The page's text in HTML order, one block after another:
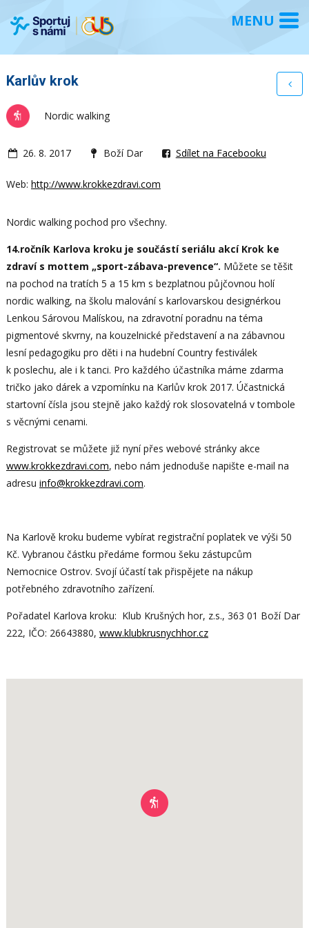
Karlův krok
Nordic walking
26. 8. 2017 Boží Dar Sdílet na Facebooku
Web: http://www.krokkezdravi.com
Nordic walking pochod pro všechny.
14.ročník Karlova kroku je součástí seriálu akcí Krok ke
zdraví s mottem „sport-zábava-prevence“. Můžete se těšit
na pochod na tratích 5 a 15 km s bezplatnou půjčovnou holí
nordic walking, na školu malování s karlovarskou designérkou
Lenkou Sárovou Malískou, na zdravotní poradnu na téma
pigmentové skvrny, na kouzelnické představení a na zábavnou
lesní pedagogiku pro děti i na hudební Country festiválek
k poslechu, ale i k tanci. Pro každého účastníka máme zdarma
tričko jako dárek a vzpomínku na Karlův krok 2017. Účastnická
startovní čísla jsou stejně jako každý rok slosovatelná v tombole
s věcnými cenami.
Registrovat se můžete již nyní přes webové stránky akce
www.krokkezdravi.com, nebo nám jednoduše napište e-mail na
adresu info@krokkezdravi.com.
Na Karlově kroku budeme vybírat registrační poplatek ve výši 50
Kč. Vybranou částku předáme formou šeku zástupcům
Nemocnice Ostrov. Svojí účastí tak přispějete na nákup
potřebného zdravotního zařízení.
Pořadatel Karlova kroku: Klub Krušných hor, z.s., 363 01 Boží Dar
222, IČO: 26643880, www.klubkrusnychhor.cz